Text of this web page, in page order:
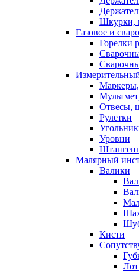
Шкурки,
Газовое и
Горелки
Отвесы,
Рулетки
Уровни
Малярный
Валики
Кисти